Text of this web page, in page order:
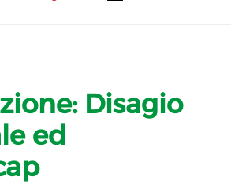
Disagio
ed